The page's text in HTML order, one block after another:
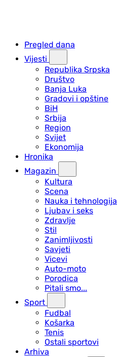
Pregled dana
Vijesti
Republika Srpska
Društvo
Banja Luka
Gradovi i opštine
BiH
Srbija
Region
Svijet
Ekonomija
Hronika
Magazin
Kultura
Scena
Nauka i tehnologija
Ljubav i seks
Zdravlje
Stil
Zanimljivosti
Savjeti
Vicevi
Auto-moto
Porodica
Pitali smo...
Sport
Fudbal
Košarka
Tenis
Ostali sportovi
Arhiva